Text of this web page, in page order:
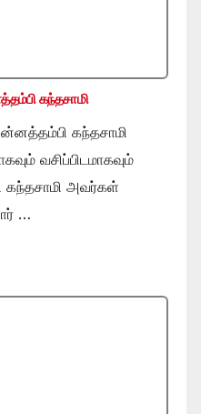
கந்தசாமி
கந்தசாமி
வசிப்பிடமாகவும்
அவர்கள்
…